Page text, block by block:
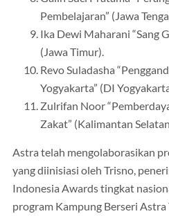
Pembelajaran” (Jawa
Ika Dewi Maharani “Sang
(Jawa Timur).
Revo Suladasha
Yogyakarta” (DI
Zulrifan Noor
Zakat” (Kalimantan
Astra telah mengolaborasikan
yang diinisiasi oleh Trisno,
Indonesia Awards tingkat
program Kampung Berseri Astra